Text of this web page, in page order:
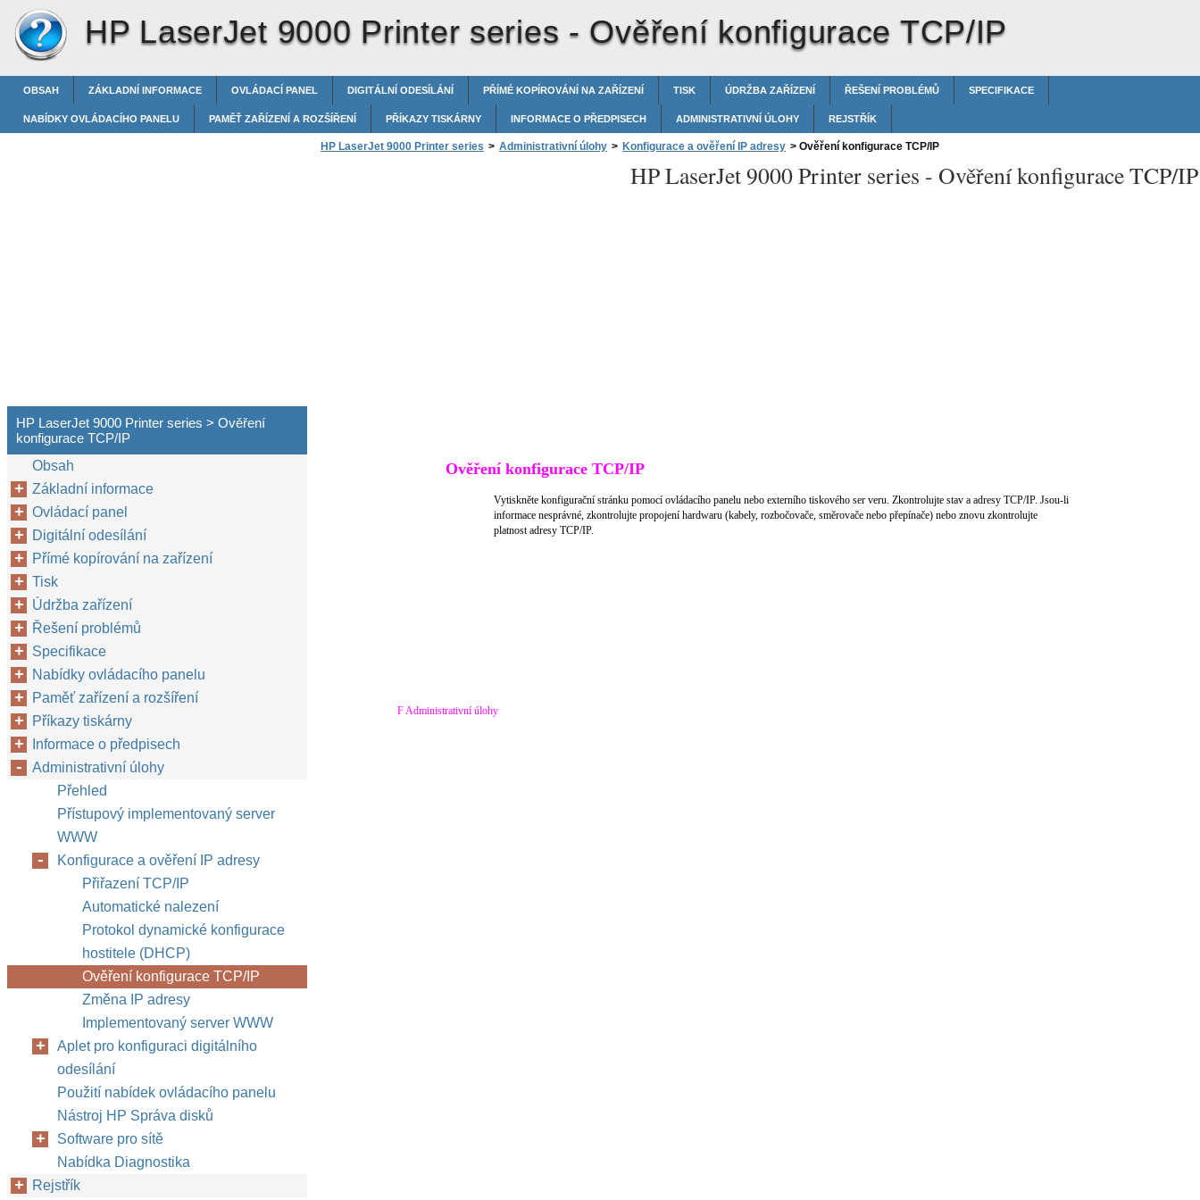
HP LaserJet 9000 Printer series -Ověření konfigurace TCP/IP
OBSAH ZÁKLADNÍ INFORMACE OVLÁDACÍ PANEL DIGITÁLNÍ ODESÍLÁNÍ PŘÍMÉ KOPÍROVÁNÍ NA ZAŘÍZENÍ TISK ÚDRŽBA ZAŘÍZENÍ ŘEŠENÍ PROBLÉMŮ SPECIFIKACE
NABÍDKY OVLÁDACÍHO PANELU PAMĚŤ ZAŘÍZENÍ A ROZŠÍŘENÍ PŘÍKAZY TISKÁRNY INFORMACE O PŘEDPISECH ADMINISTRATIVNÍ ÚLOHY REJSTŘÍK
HP LaserJet 9000 Printer series > Administrativní úlohy > Konfigurace a ověření IP adresy > Ověření konfigurace TCP/IP
HP LaserJet 9000 Printer series - Ověření konfigurace TCP/IP
Ověření konfigurace TCP/IP
Vytiskněte konfigurační stránku pomocí ovládacího panelu nebo externího tiskového ser veru. Zkontrolujte stav a adresy TCP/IP. Jsou-li
informace nesprávné, zkontrolujte propojení hardwaru (kabely, rozbočovače, směrovače nebo přepínače) nebo znovu zkontrolujte
platnost adresy TCP/IP.
F Administrativní úlohy
HP LaserJet 9000 Printer series > Ověření
konfigurace TCP/IP
Obsah
Základní informace
Ovládací panel
Digitální odesílání
Přímé kopírování na zařízení
Tisk
Údržba zařízení
Řešení problémů
Specifikace
Nabídky ovládacího panelu
Paměť zařízení a rozšíření
Příkazy tiskárny
Informace o předpisech
Administrativní úlohy
Přehled
Přístupový implementovaný server
WWW
Konfigurace a ověření IP adresy
Přiřazení TCP/IP
Automatické nalezení
Protokol dynamické konfigurace
hostitele (DHCP)
Ověření konfigurace TCP/IP
Změna IP adresy
Implementovaný server WWW
Aplet pro konfiguraci digitálního
odesílání
Použití nabídek ovládacího panelu
Nástroj HP Správa disků
Software pro sítě
Nabídka Diagnostika
Rejstřík